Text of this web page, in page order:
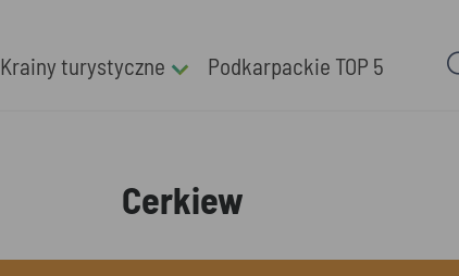
Krainy turystyczne Podkarpackie TOP 5
Cerkiew